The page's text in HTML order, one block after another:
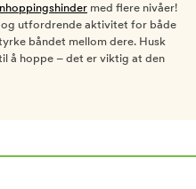
med flere nivåer!
og utfordrende aktivitet for både
båndet mellom dere. Husk
å hoppe – det er viktig at den